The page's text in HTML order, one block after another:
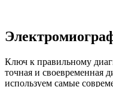
Ключ к правильному
точная и
используем самые